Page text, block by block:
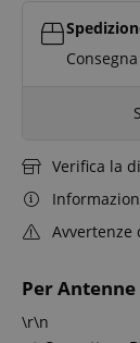
Per
\r\n
Verifica la
Avvertenze